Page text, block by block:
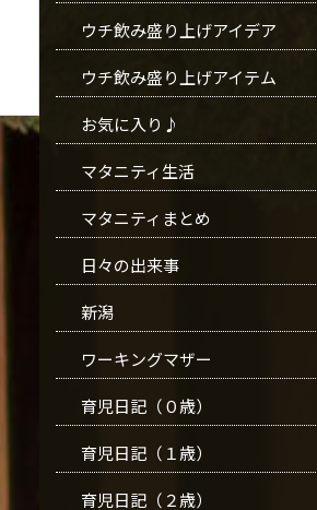
ウチ飲み盛り上げアイデア
ウチ飲み盛り上げアイテム
お気に入り♪
マタニティ生活
マタニティまとめ
日々の出来事
新潟
ワーキングマザー
育児日記（０歳）
育児日記（１歳）
育児日記（２歳）